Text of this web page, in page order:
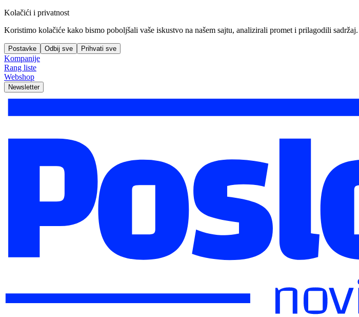
Kolačići i privatnost
Koristimo kolačiće kako bismo poboljšali vaše iskustvo na našem sajtu, analizirali promet i prilagodili
Postavke Odbij sve Prihvati sve
Kompanije
Rang liste
Webshop
Newsletter